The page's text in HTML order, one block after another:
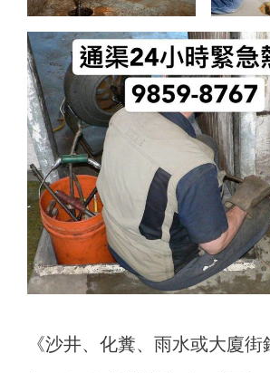
《沙井、化糞、雨水或大廈街